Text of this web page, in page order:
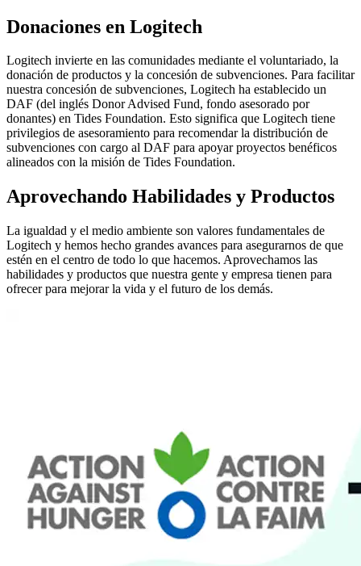
Donaciones en Logitech
Logitech invierte en las comunidades mediante el voluntariado, la
donación de productos y la concesión de subvenciones. Para facilitar
nuestra concesión de subvenciones, Logitech ha establecido un
DAF (del inglés Donor Advised Fund, fondo asesorado por
donantes) en Tides Foundation. Esto significa que Logitech tiene
privilegios de asesoramiento para recomendar la distribución de
subvenciones con cargo al DAF para apoyar proyectos benéficos
alineados con la misión de Tides Foundation.
Aprovechando Habilidades y Productos
La igualdad y el medio ambiente son valores fundamentales de
Logitech y hemos hecho grandes avances para asegurarnos de que
estén en el centro de todo lo que hacemos. Aprovechamos las
habilidades y productos que nuestra gente y empresa tienen para
ofrecer para mejorar la vida y el futuro de los demás.